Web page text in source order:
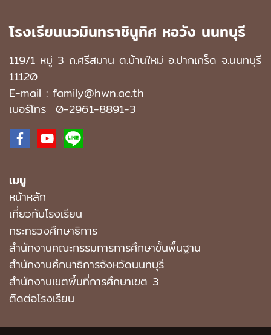
โรงเรียนนวมินทราชินูทิศ หอวัง นนทบุรี
119/1 หมู่ 3 ถ.ศรีสมาน ต.บ้านใหม่ อ.ปากเกร็ด จ.นนทบุรี
11120
E-mail : family@hwn.ac.th
เบอร์โทร 0-2961-8891-3
เมนู
หน้าหลัก
เกี่ยวกับโรงเรียน
กระทรวงศึกษาธิการ
สำนักงานคณะกรรมการการศึกษาขั้นพื้นฐาน
สำนักงานศึกษาธิการจังหวัดนนทบุรี
สำนักงานเขตพื้นที่การศึกษาเขต 3
ติดต่อโรงเรียน